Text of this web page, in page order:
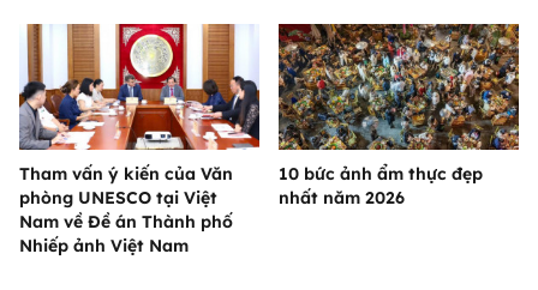
Tham vấn ý kiến của Văn
phòng UNESCO tại Việt
Nam về Đề án Thành phố
Nhiếp ảnh Việt Nam
10 bức ảnh ẩm thực đẹp
nhất năm 2026